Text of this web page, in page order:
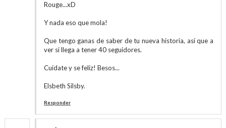
Rouge...xD
Y nada eso que mola!
Que tengo ganas de saber de tu nueva historia, así que a
ver si llega a tener 40 seguidores.
Cuídate y se feliz! Besos...
Elsbeth Silsby.
Responder